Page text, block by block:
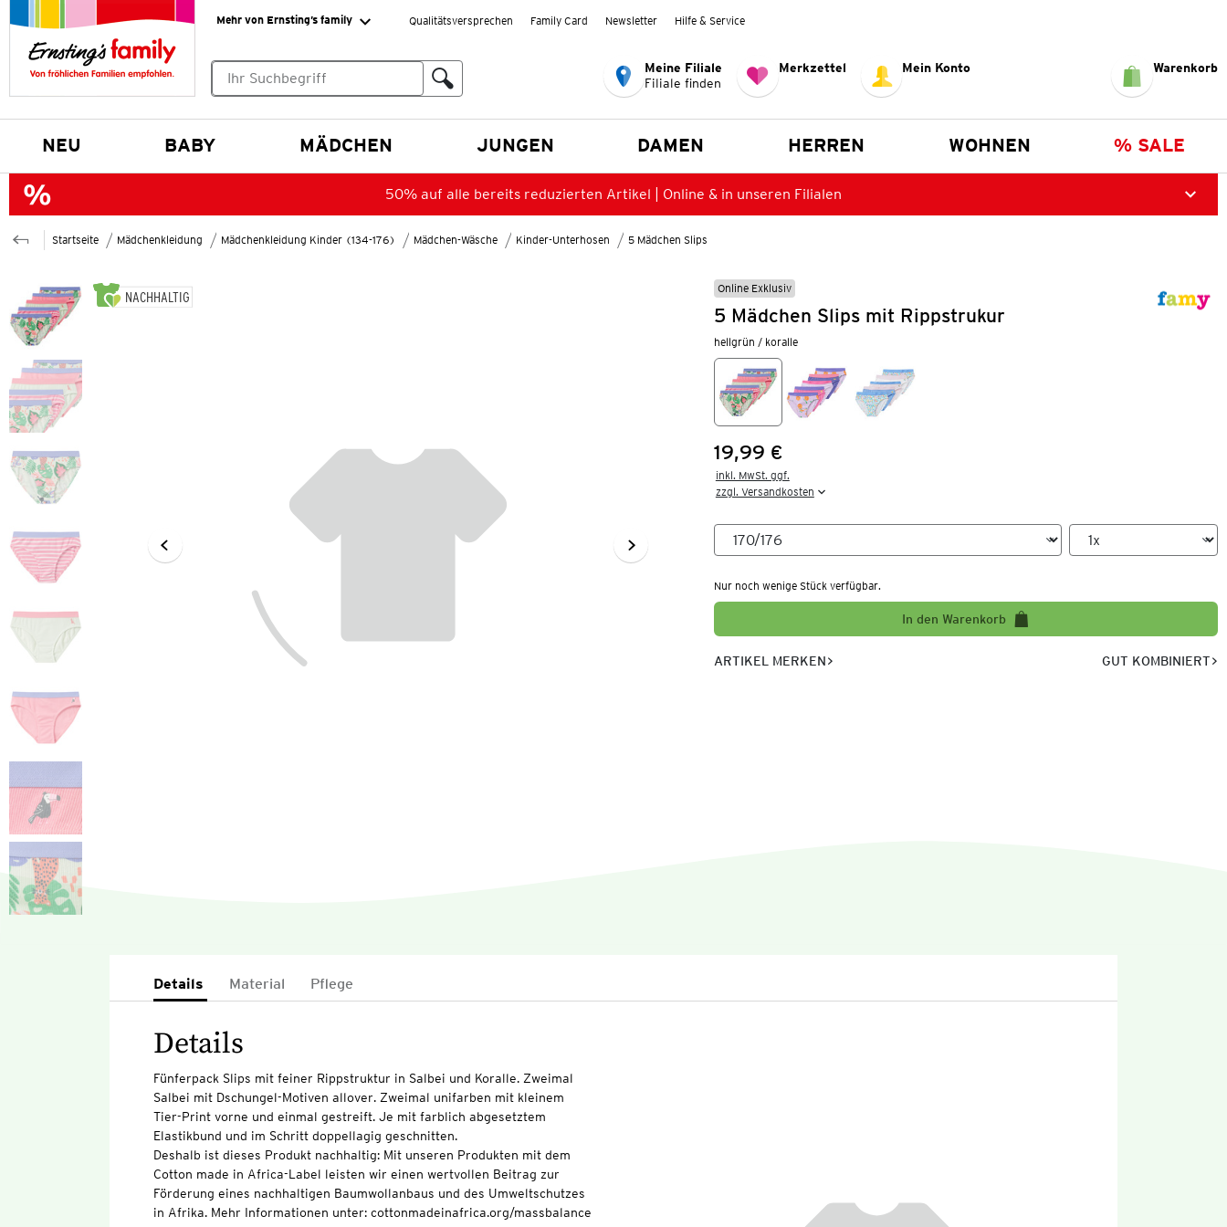
Mehr von Ernsting’s family Qualitätsversprechen Family Card Newsletter Hilfe & Service
Meine Filiale
Filiale finden
Merkzettel Mein Konto Warenkorb
NEU BABY MÄDCHEN JUNGEN DAMEN HERREN WOHNEN % SALE
50% auf alle bereits reduzierten Artikel | Online & in unseren Filialen
Startseite Mädchenkleidung Mädchenkleidung Kinder (134-176) Mädchen-Wäsche Kinder-Unterhosen 5 Mädchen Slips
NACHHALTIG
Online Exklusiv
5 Mädchen Slips mit Rippstrukur
hellgrün / koralle
Preis:
19,99 €
inkl. MwSt. ggf.
zzgl. Versandkosten
Nur noch wenige Stück verfügbar.
In den Warenkorb
ARTIKEL MERKEN GUT KOMBINIERT
Details Material Pflege
Details
Fünferpack Slips mit feiner Rippstruktur in Salbei und Koralle. Zweimal
Salbei mit Dschungel-Motiven allover. Zweimal unifarben mit kleinem
Tier-Print vorne und einmal gestreift. Je mit farblich abgesetztem
Elastikbund und im Schritt doppellagig geschnitten.
Deshalb ist dieses Produkt nachhaltig: Mit unseren Produkten mit dem
Cotton made in Africa-Label leisten wir einen wertvollen Beitrag zur
Förderung eines nachhaltigen Baumwollanbaus und des Umweltschutzes
in Afrika. Mehr Informationen unter: cottonmadeinafrica.org/massbalance